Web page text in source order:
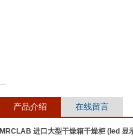
产品介绍 在线留言
MRCLAB 进口大型干燥箱干燥柜 (led 显